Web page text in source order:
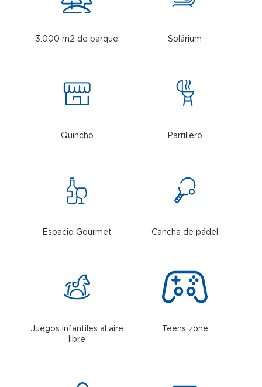
3.000 m2 de parque Solárium
Quincho Parrillero
Espacio Gourmet Cancha de pádel
Juegos infantiles al aire
libre
Teens zone